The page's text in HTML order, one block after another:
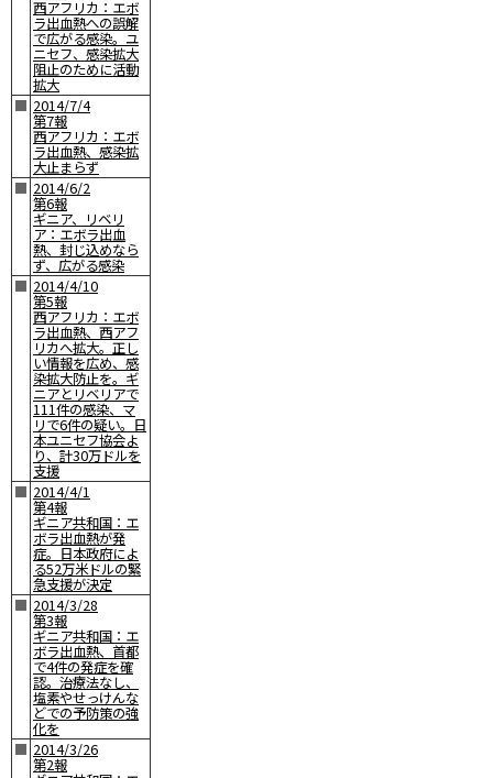
西アフリカ：エボ
ラ出血熱への誤解
で広がる感染。ユ
ニセフ、感染拡大
阻止のために活動
拡大
■ 2014/7/4
第7報
西アフリカ：エボ
ラ出血熱、感染拡
大止まらず
■ 2014/6/2
第6報
ギニア、リベリ
ア：エボラ出血
熱、封じ込めなら
ず、広がる感染
■ 2014/4/10
第5報
西アフリカ：エボ
ラ出血熱、西アフ
リカへ拡大。正し
い情報を広め、感
染拡大防止を。ギ
ニアとリベリアで
111件の感染、マ
リで6件の疑い。日
本ユニセフ協会よ
り、計30万ドルを
支援
■ 2014/4/1
第4報
ギニア共和国：エ
ボラ出血熱が発
症。日本政府によ
る52万米ドルの緊
急支援が決定
■ 2014/3/28
第3報
ギニア共和国：エ
ボラ出血熱、首都
で4件の発症を確
認。治療法なし、
塩素やせっけんな
どでの予防策の強
化を
■ 2014/3/26
第2報